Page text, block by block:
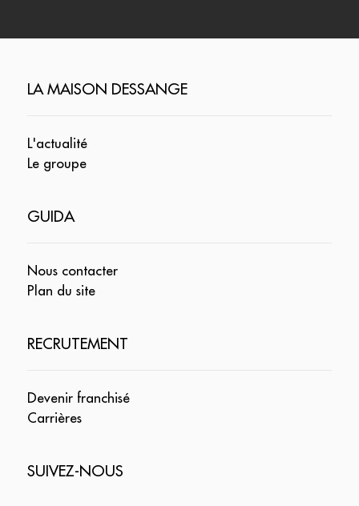
LA MAISON DESSANGE
L'actualité
Le groupe
GUIDA
Nous contacter
Plan du site
RECRUTEMENT
Devenir franchisé
Carrières
SUIVEZ-NOUS